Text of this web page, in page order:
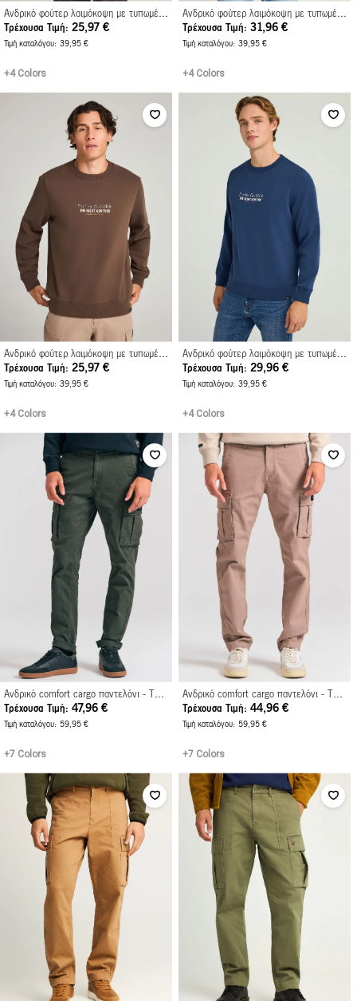
Τρέχουσα Τιμή
25,97 €
Τιμή καταλόγου 39,95 €
+4 Colors
Τρέχουσα Τιμή
31,96 €
Τιμή καταλόγου 39,95 €
+4 Colors
Τρέχουσα Τιμή
25,97 €
Τιμή καταλόγου 39,95 €
+4 Colors
Τρέχουσα Τιμή
29,96 €
Τιμή καταλόγου 39,95 €
+4 Colors
Τρέχουσα Τιμή
47,96 €
Τιμή καταλόγου 59,95 €
+7 Colors
Τρέχουσα Τιμή
44,96 €
Τιμή καταλόγου 59,95 €
+7 Colors